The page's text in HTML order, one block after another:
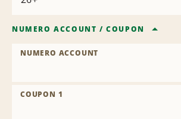
NUMERO ACCOUNT /COUPON
NUMERO ACCOUNT
COUPON 1